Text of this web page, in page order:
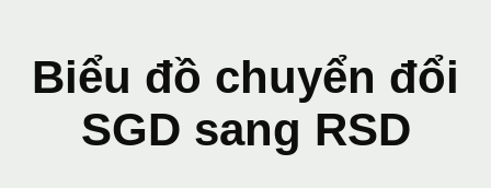
Biểu đồ chuyển đổi
SGD sang RSD